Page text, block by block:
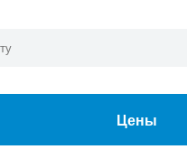
Цены